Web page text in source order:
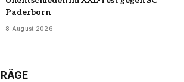
Paderborn
8 August 2026